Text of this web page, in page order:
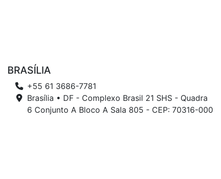
BRASÍLIA
+55 61 3686-7781
Brasília • DF - Complexo Brasil 21 SHS - Quadra
6 Conjunto A Bloco A Sala 805 - CEP: 70316-000